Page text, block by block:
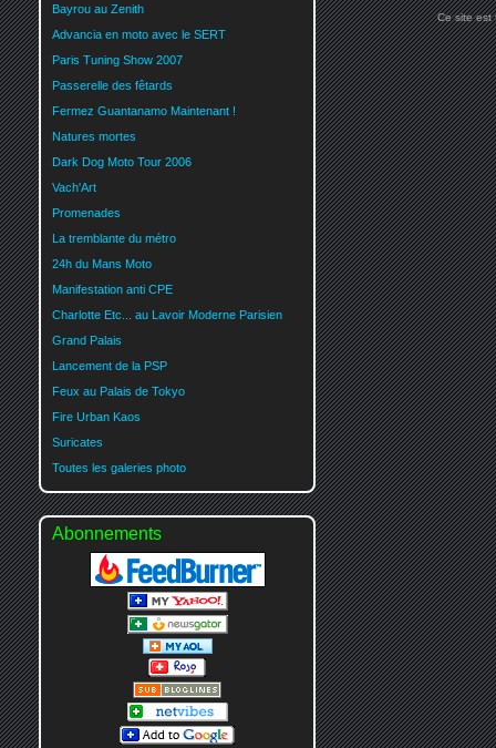
Bayrou au Zenith
Advancia en moto avec le SERT
Paris Tuning Show 2007
Passerelle des fêtards
Fermez Guantanamo Maintenant !
Natures mortes
Dark Dog Moto Tour 2006
Vach'Art
Promenades
La tremblante du métro
24h du Mans Moto
Manifestation anti CPE
Charlotte Etc... au Lavoir Moderne Parisien
Grand Palais
Lancement de la PSP
Feux au Palais de Tokyo
Fire Urban Kaos
Suricates
Toutes les galeries photo
Abonnements
Ce site est